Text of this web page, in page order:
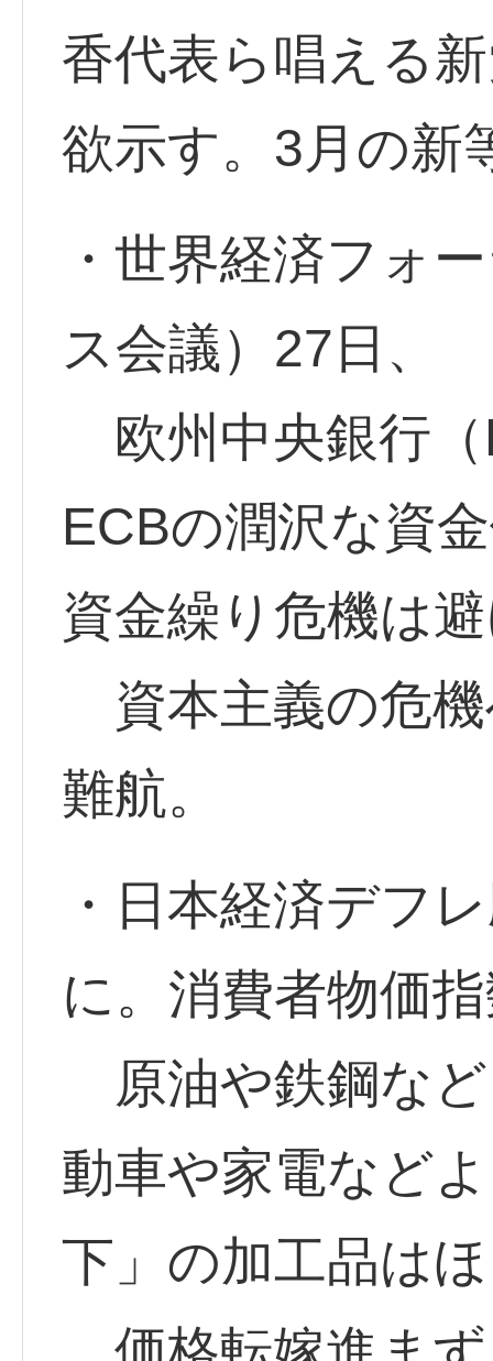
香代表ら唱える
欲示す。3月の新
・世界経済フォ
ス会議）27日、
欧州中央銀行
ECBの潤沢な資
資金繰り危機は
資本主義の危
難航。
・日本経済デフ
に。消費者物価
原油や鉄鋼など
動車や家電など
下」の加工品は